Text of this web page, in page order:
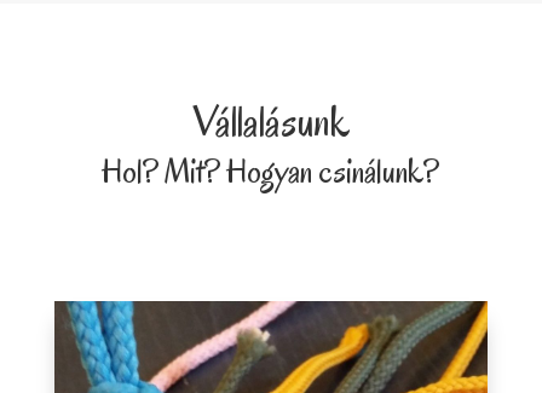
Vállalásunk
Hol? Mit? Hogyan csinálunk?